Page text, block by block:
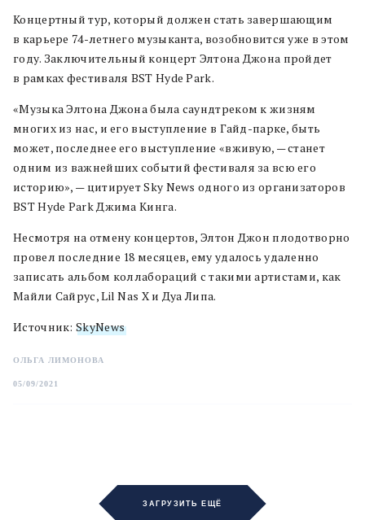
Концертный тур, который должен стать завершающим
в карьере 74-летнего музыканта, возобновится уже в этом
году. Заключительный концерт Элтона Джона пройдет
в рамках фестиваля BST Hyde Park.
«Музыка Элтона Джона была саундтреком к жизням
многих из нас, и его выступление в Гайд-парке, быть
может, последнее его выступление «вживую, — станет
одним из важнейших событий фестиваля за всю его
историю», — цитирует Sky News одного из организаторов
BST Hyde Park Джима Кинга.
Несмотря на отмену концертов, Элтон Джон плодотворно
провел последние 18 месяцев, ему удалось удаленно
записать альбом коллабораций с такими артистами, как
Майли Сайрус, Lil Nas X и Дуа Липа.
Источник: SkyNews
ОЛЬГА ЛИМОНОВА
05/09/2021
ЗАГРУЗИТЬ ЕЩЁ